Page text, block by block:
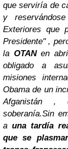
que serviría de
y
Exteriores que
Presidente" ,
la OTANen
obligado a
misiones
Obama de un
Afganistán ,
soberanía.Sin
auna tardía
que se